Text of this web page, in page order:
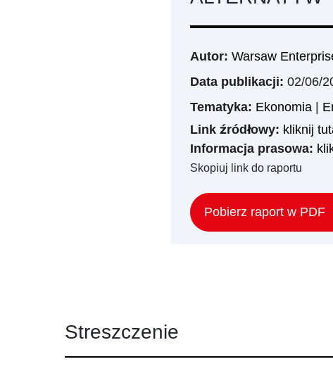
Autor: Warsaw
Data publikacji: 02/06/
Tematyka: Ekonomia|
Link źródłowy: kliknij
Informacja prasowa:
Skopiuj link do raportu
Pobierz raport w PDF
Streszczenie